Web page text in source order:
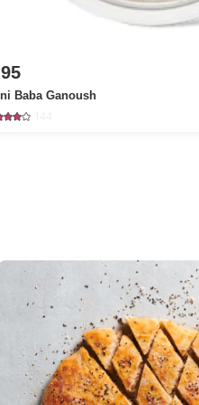
Baba Ganoush